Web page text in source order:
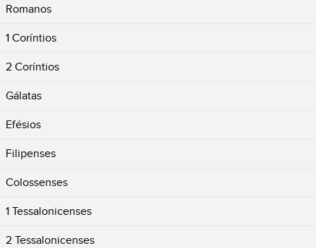
Romanos
1 Coríntios
2 Coríntios
Gálatas
Efésios
Filipenses
Colossenses
1 Tessalonicenses
2 Tessalonicenses